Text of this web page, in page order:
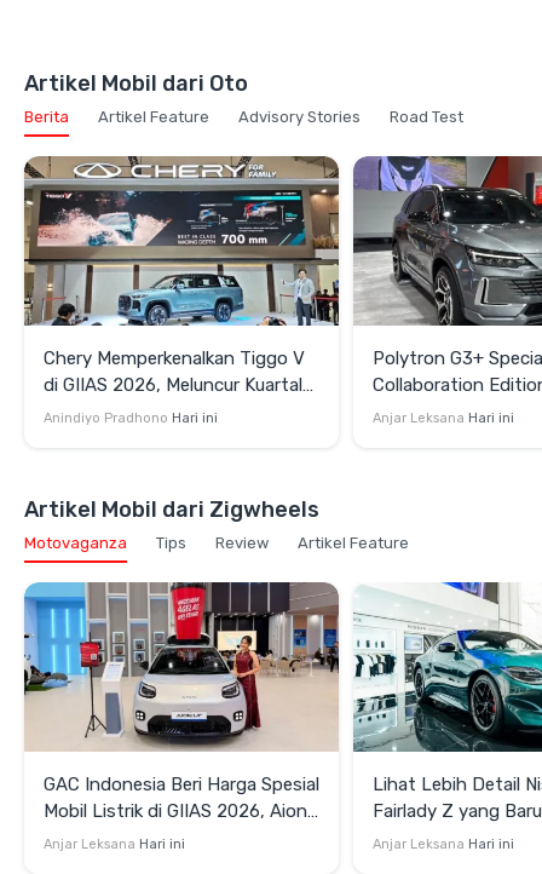
Artikel Mobil dari Oto
Berita Artikel Feature Advisory Stories Road Test
Chery Memperkenalkan Tiggo V
di GIIAS 2026, Meluncur Kuartal
Keempat
Anindiyo Pradhono Hari ini
Polytron G3+
Collaboration
GIIAS 2026, Pakai
Anjar Leksana Hari ini
Artikel Mobil dari Zigwheels
Motovaganza Tips Review Artikel Feature
GAC Indonesia Beri Harga Spesial
Mobil Listrik di GIIAS 2026, Aion
UT Mulai Rp299 Juta
Anjar Leksana Hari ini
Lihat Lebih Detail
Fairlady Z yang
di GIIAS 2026
Anjar Leksana Hari ini